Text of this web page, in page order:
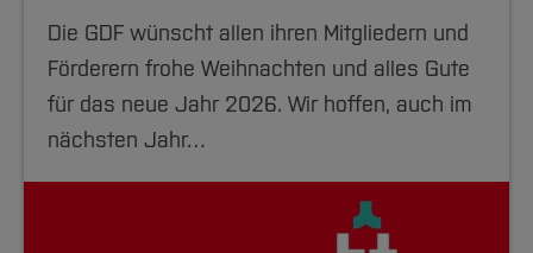
Die GDF wünscht allen ihren Mitgliedern und
Förderern frohe Weihnachten und alles Gute
für das neue Jahr 2026. Wir hoffen, auch im
nächsten Jahr…